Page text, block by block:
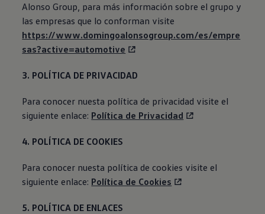
Alonso Group, para más información sobre el grupo y
las empresas que lo conforman visite
https://www.domingoalonsogroup.com/es/empre
sas?active=automotive
3. POLÍTICA DE PRIVACIDAD
Para conocer nuesta política de privacidad visite el
siguiente enlace: Política de Privacidad
4. POLÍTICA DE COOKIES
Para conocer nuesta política de cookies visite el
siguiente enlace: Política de Cookies
5. POLÍTICA DE ENLACES